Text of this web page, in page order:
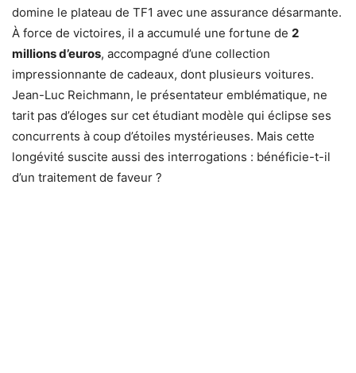
domine le plateau de TF1 avec une assurance désarmante.
À force de victoires, il a accumulé une fortune de 2
millions d’euros, accompagné d’une collection
impressionnante de cadeaux, dont plusieurs voitures.
Jean-Luc Reichmann, le présentateur emblématique, ne
tarit pas d’éloges sur cet étudiant modèle qui éclipse ses
concurrents à coup d’étoiles mystérieuses. Mais cette
longévité suscite aussi des interrogations : bénéficie-t-il
d’un traitement de faveur ?